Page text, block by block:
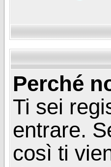
Perché
Ti sei
entrare.
così ti